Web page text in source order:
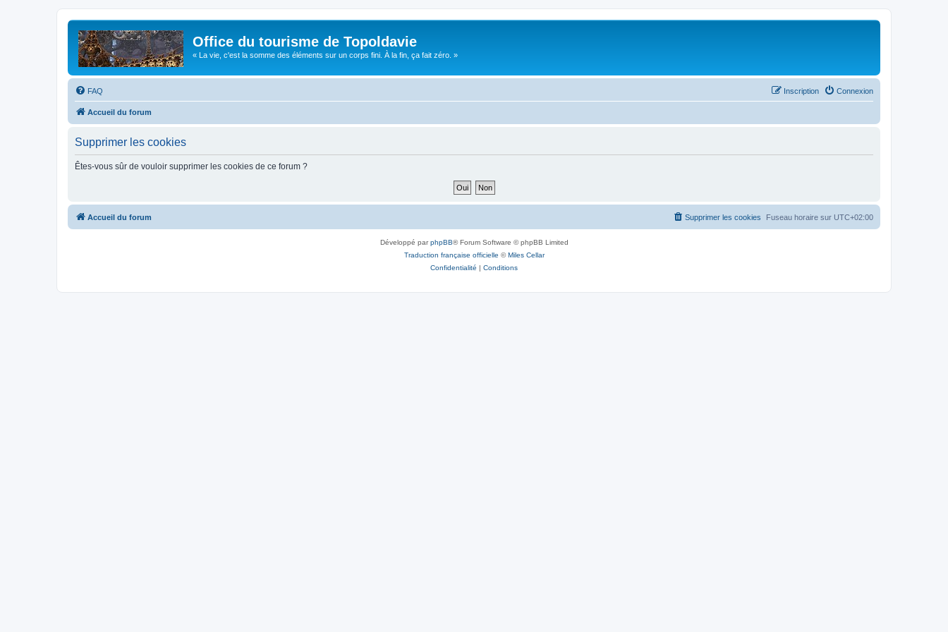
Office du tourisme de Topoldavie
« La vie, c'est la somme des éléments sur un corps fini. À la fin, ça fait zéro. »
FAQ Connexion
Inscription
Accueil du forum
Supprimer les cookies
Êtes-vous sûr de vouloir supprimer les cookies de ce forum ?
Accueil du forum Fuseau horaire sur UTC+02:00
Supprimer les cookies
Développé parphpBB® Forum Software © phpBB Limited
Traduction française officielle ©Miles Cellar
Confidentialité | Conditions